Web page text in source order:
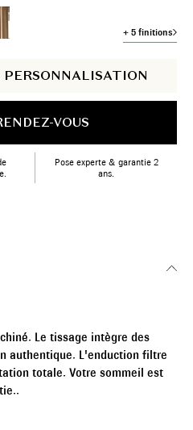
+ 5 finitions
VOUS
Pose experte & garantie 2
ans.
Le tissage intègre des
authentique. L'enduction filtre
totale. Votre sommeil est